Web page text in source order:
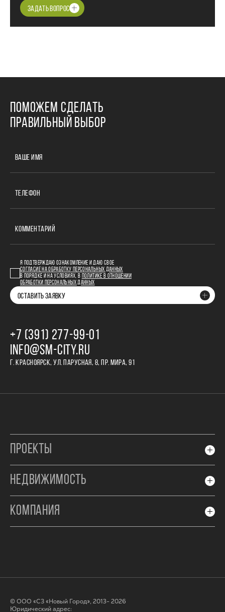
ЗАДАТЬ ВОПРОС
ПОМОЖЕМ СДЕЛАТЬ
ПРАВИЛЬНЫЙ ВЫБОР
ВАШЕ ИМЯ
ТЕЛЕФОН
КОММЕНТАРИЙ
Я ПОДТВЕРЖДАЮ ОЗНАКОМЛЕНИЕ И ДАЮ СВОЕ
СОГЛАСИЕ НА ОБРАБОТКУ ПЕРСОНАЛЬНЫХ ДАННЫХ
В ПОРЯДКЕ И НА УСЛОВИЯХ, В
ПОЛИТИКЕ В ОТНОШЕНИИ
ОБРАБОТКИ ПЕРСОНАЛЬНЫХ ДАННЫХ
ОСТАВИТЬ ЗАЯВКУ
+7 (391) 277‒99‒01
INFO@SM-CITY.RU
Г. КРАСНОЯРСК, УЛ. ПАРУСНАЯ, 8, ПР. МИРА, 91
ПРОЕКТЫ
НЕДВИЖИМОСТЬ
КОМПАНИЯ
© ООО «СЗ «Новый Город», 2013- 2026
Юридический адрес: